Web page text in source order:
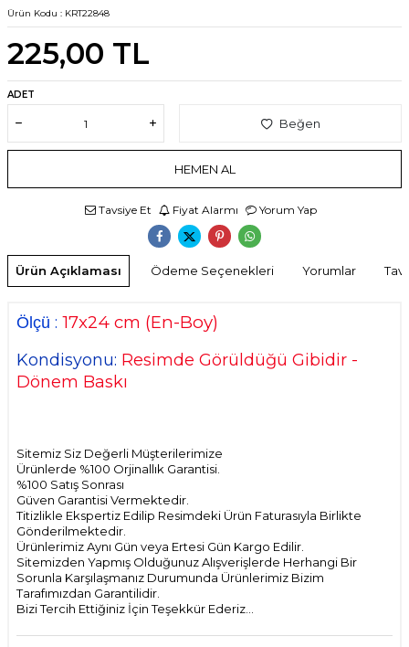
Ürün Kodu : KRT22848
225,00 TL
ADET
Beğen
HEMEN AL
Tavsiye Et Fiyat Alarmı Yorum Yap
Ürün Açıklaması Ödeme Seçenekleri Yorumlar
Ölçü : 17x24 cm (En-Boy)
Kondisyonu: Resimde Görüldüğü Gibidir -
Dönem Baskı
Sitemiz Siz Değerli Müşterilerimize
Ürünlerde %100 Orjinallık Garantisi.
%100 Satış Sonrası
Güven Garantisi Vermektedir.
Titizlikle Ekspertiz Edilip Resimdeki Ürün Faturasıyla Birlikte
Gönderilmektedir.
Ürünlerimiz Aynı Gün veya Ertesi Gün Kargo Edilir.
Sitemizden Yapmış Olduğunuz Alışverişlerde Herhangi Bir
Sorunla Karşılaşmanız Durumunda Ürünlerimiz Bizim
Tarafımızdan Garantilidir.
Bizi Tercih Ettiğiniz İçin Teşekkür Ederiz...